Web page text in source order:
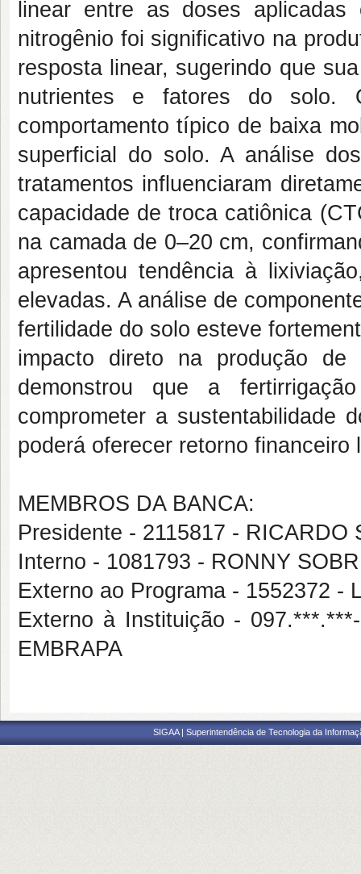
linear entre as doses
nitrogênio foi significativo na
resposta linear, sugerindo que
nutrientes e fatores do solo.
comportamento típico de baixa
superficial do solo. A análise
tratamentos influenciaram
capacidade de troca catiônica
na camada de 0–20 cm,
apresentou tendência à
elevadas. A análise de
fertilidade do solo esteve
impacto direto na produção
demonstrou que a
comprometer a sustentabilidade
poderá oferecer retorno
MEMBROS DA BANCA:
Presidente - 2115817 - RICARDO
Interno - 1081793 - RONNY
Externo ao Programa - 1552372 -
Externo à Instituição -
EMBRAPA
SIGAA | Superintendência de Tecnologia da